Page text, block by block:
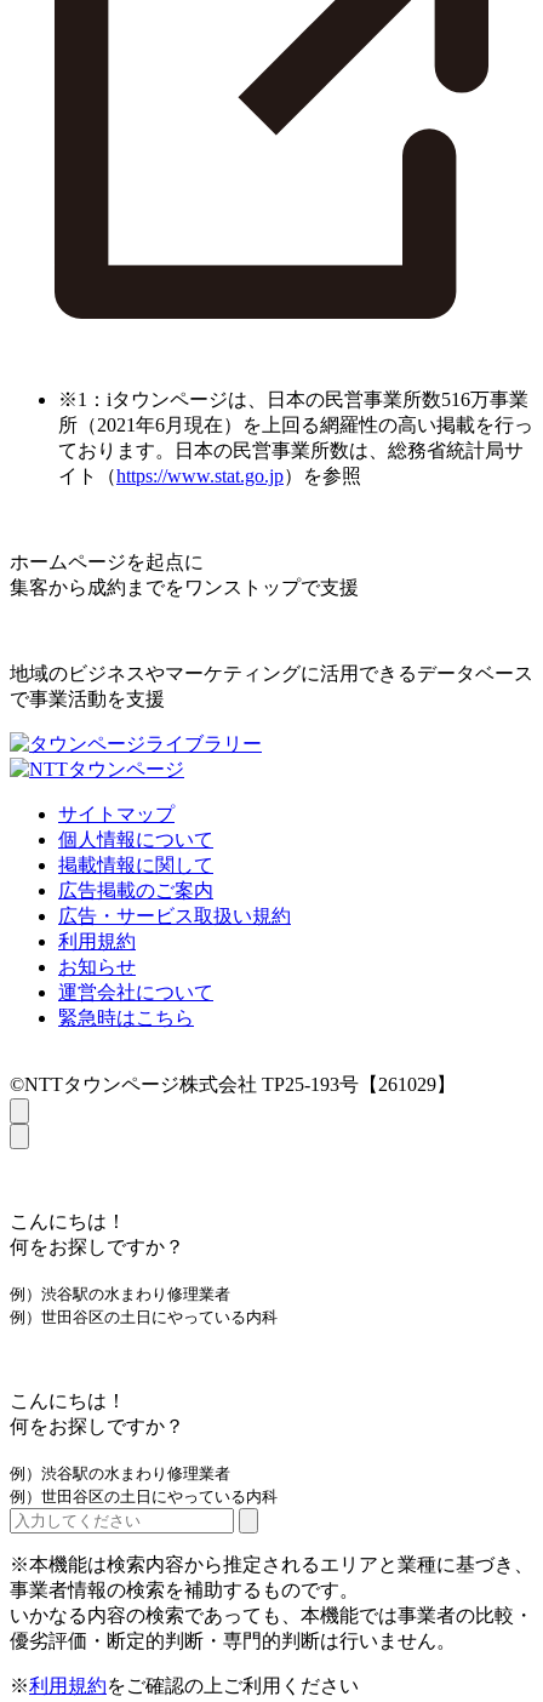
※1：iタウンページは、日本の民営事業所数516万事業
所（2021年6月現在）を上回る網羅性の高い掲載を行っ
ております。日本の民営事業所数は、総務省統計局サ
イト（https://www.stat.go.jp）を参照
ホームページを起点に
集客から成約までをワンストップで支援
地域のビジネスやマーケティングに活用できるデータベース
で事業活動を支援
サイトマップ
個人情報について
掲載情報に関して
広告掲載のご案内
広告・サービス取扱い規約
利用規約
お知らせ
運営会社について
緊急時はこちら
©NTTタウンページ株式会社 TP25-193号【261029】
こんにちは！
何をお探しですか？
例）渋谷駅の水まわり修理業者
例）世田谷区の土日にやっている内科
こんにちは！
何をお探しですか？
例）渋谷駅の水まわり修理業者
例）世田谷区の土日にやっている内科
※本機能は検索内容から推定されるエリアと業種に基づき、
事業者情報の検索を補助するものです。
いかなる内容の検索であっても、本機能では事業者の比較・
優劣評価・断定的判断・専門的判断は行いません。
※利用規約をご確認の上ご利用ください